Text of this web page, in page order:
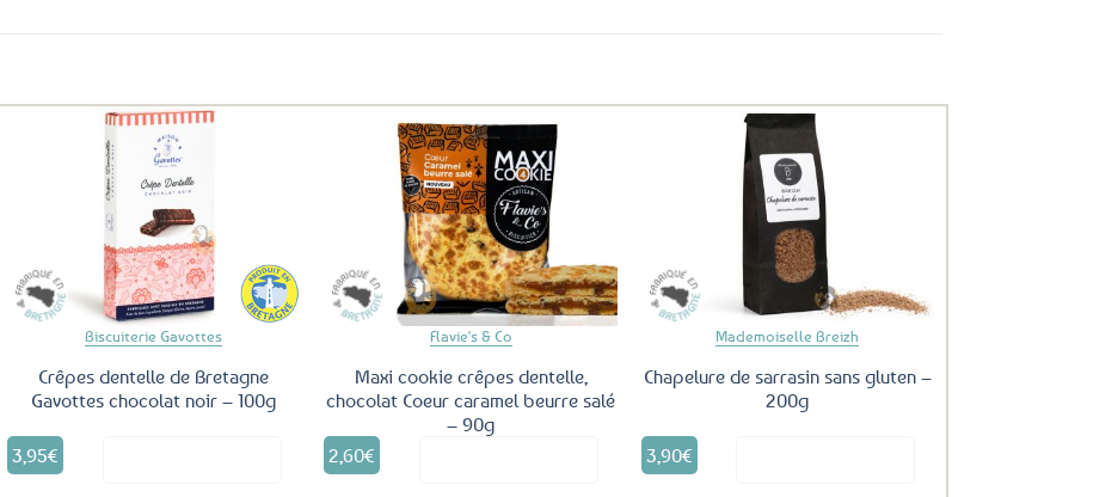
Biscuiterie Gavottes
Crêpes dentelle de Bretagne
Gavottes chocolat noir – 100g
3,95€
Flavie's & Co
Maxi cookie crêpes dentelle,
chocolat Coeur caramel beurre salé
– 90g
2,60€
Mademoiselle Breizh
Chapelure de sarrasin sans gluten –
200g
3,90€